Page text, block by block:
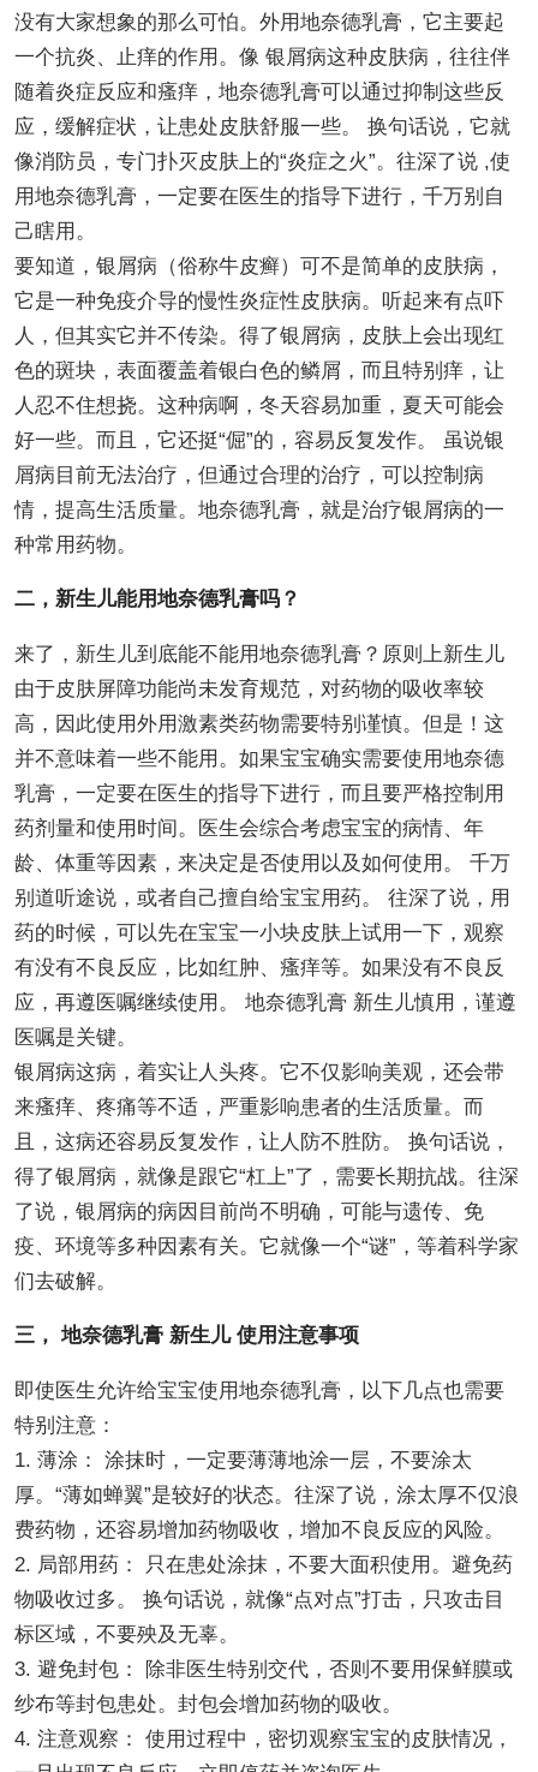
没有大家想象的那么可怕。外用地奈德乳膏，它主要起
一个抗炎、止痒的作用。像 银屑病这种皮肤病，往往伴
随着炎症反应和瘙痒，地奈德乳膏可以通过抑制这些反
应，缓解症状，让患处皮肤舒服一些。 换句话说，它就
像消防员，专门扑灭皮肤上的“炎症之火”。往深了说 ,使
用地奈德乳膏，一定要在医生的指导下进行，千万别自
己瞎用。
要知道，银屑病（俗称牛皮癣）可不是简单的皮肤病，
它是一种免疫介导的慢性炎症性皮肤病。听起来有点吓
人，但其实它并不传染。得了银屑病，皮肤上会出现红
色的斑块，表面覆盖着银白色的鳞屑，而且特别痒，让
人忍不住想挠。这种病啊，冬天容易加重，夏天可能会
好一些。而且，它还挺“倔”的，容易反复发作。 虽说银
屑病目前无法治疗，但通过合理的治疗，可以控制病
情，提高生活质量。地奈德乳膏，就是治疗银屑病的一
种常用药物。
二，新生儿能用地奈德乳膏吗？
来了，新生儿到底能不能用地奈德乳膏？原则上新生儿
由于皮肤屏障功能尚未发育规范，对药物的吸收率较
高，因此使用外用激素类药物需要特别谨慎。但是！这
并不意味着一些不能用。如果宝宝确实需要使用地奈德
乳膏，一定要在医生的指导下进行，而且要严格控制用
药剂量和使用时间。医生会综合考虑宝宝的病情、年
龄、体重等因素，来决定是否使用以及如何使用。 千万
别道听途说，或者自己擅自给宝宝用药。 往深了说，用
药的时候，可以先在宝宝一小块皮肤上试用一下，观察
有没有不良反应，比如红肿、瘙痒等。如果没有不良反
应，再遵医嘱继续使用。 地奈德乳膏 新生儿慎用，谨遵
医嘱是关键。
银屑病这病，着实让人头疼。它不仅影响美观，还会带
来瘙痒、疼痛等不适，严重影响患者的生活质量。而
且，这病还容易反复发作，让人防不胜防。 换句话说，
得了银屑病，就像是跟它“杠上”了，需要长期抗战。往深
了说，银屑病的病因目前尚不明确，可能与遗传、免
疫、环境等多种因素有关。它就像一个“谜”，等着科学家
们去破解。
三， 地奈德乳膏 新生儿 使用注意事项
即使医生允许给宝宝使用地奈德乳膏，以下几点也需要
特别注意：
1. 薄涂： 涂抹时，一定要薄薄地涂一层，不要涂太
厚。“薄如蝉翼”是较好的状态。往深了说，涂太厚不仅浪
费药物，还容易增加药物吸收，增加不良反应的风险。
2. 局部用药： 只在患处涂抹，不要大面积使用。避免药
物吸收过多。 换句话说，就像“点对点”打击，只攻击目
标区域，不要殃及无辜。
3. 避免封包： 除非医生特别交代，否则不要用保鲜膜或
纱布等封包患处。封包会增加药物的吸收。
4. 注意观察： 使用过程中，密切观察宝宝的皮肤情况，